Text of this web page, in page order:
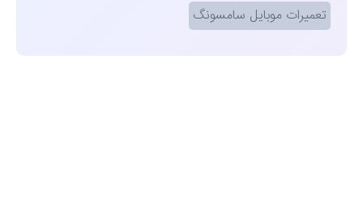
تعمیرات موبایل سامسونگ